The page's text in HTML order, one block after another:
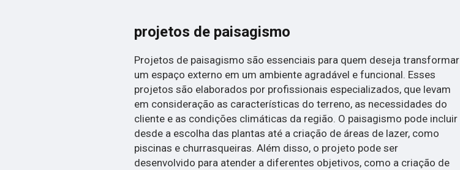
projetos de paisagismo
Projetos de paisagismo são essenciais para quem deseja transformar
um espaço externo em um ambiente agradável e funcional. Esses
projetos são elaborados por profissionais especializados, que levam
em consideração as características do terreno, as necessidades do
cliente e as condições climáticas da região. O paisagismo pode incluir
desde a escolha das plantas até a criação de áreas de lazer, como
piscinas e churrasqueiras. Além disso, o projeto pode ser
desenvolvido para atender a diferentes objetivos, como a criação de